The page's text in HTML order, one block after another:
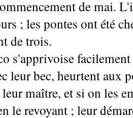
de mai.
; les pontes ont été
de trois.
s'apprivoise
leur bec, heurtent aux
maître, et si on les
le revoyant ; leur